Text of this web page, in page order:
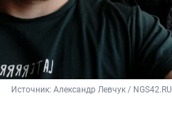
Источник: Александр Левчук / NGS42.RU